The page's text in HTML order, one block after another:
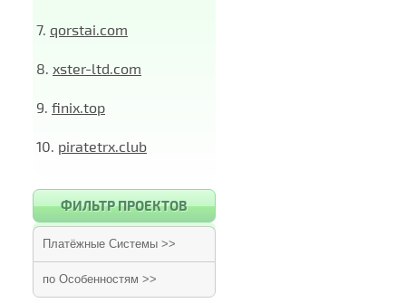
7. qorstai.com
8. xster-ltd.com
9. finix.top
10. piratetrx.club
ФИЛЬТР ПРОЕКТОВ
Платёжные Системы >>
по Особенностям >>